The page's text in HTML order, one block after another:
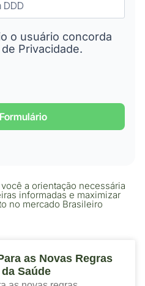
o usuário concorda
Privacidade.
a orientação necessária
informadas e maximizar
no mercado Brasileiro
as Novas Regras
Saúde